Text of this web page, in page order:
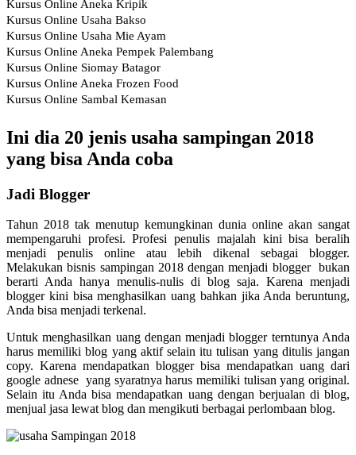
Ini dia 20 jenis usaha sampingan 2018
yang bisa Anda coba
Jadi Blogger
Tahun 2018 tak menutup kemungkinan dunia online akan sangat
mempengaruhi profesi. Profesi penulis majalah kini bisa beralih
menjadi penulis online atau lebih dikenal sebagai blogger.
Melakukan bisnis sampingan 2018 dengan menjadi blogger bukan
berarti Anda hanya menulis-nulis di blog saja. Karena menjadi
blogger kini bisa menghasilkan uang bahkan jika Anda beruntung,
Anda bisa menjadi terkenal.
Untuk menghasilkan uang dengan menjadi blogger terntunya Anda
harus memiliki blog yang aktif selain itu tulisan yang ditulis jangan
copy. Karena mendapatkan blogger bisa mendapatkan uang dari
google adnese yang syaratnya harus memiliki tulisan yang original.
Selain itu Anda bisa mendapatkan uang dengan berjualan di blog,
menjual jasa lewat blog dan mengikuti berbagai perlombaan blog.